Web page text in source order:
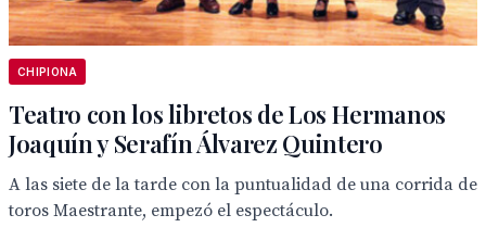
CHIPIONA
Teatro con los libretos de Los Hermanos
Joaquín y Serafín Álvarez Quintero
A las siete de la tarde con la puntualidad de una corrida de
toros Maestrante, empezó el espectáculo.